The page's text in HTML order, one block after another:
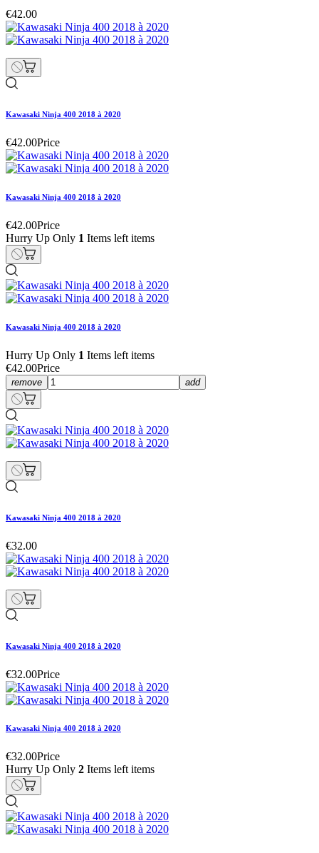
€42.00
Kawasaki Ninja 400 2018 à 2020
€42.00Price
Kawasaki Ninja 400 2018 à 2020
€42.00Price
Hurry Up Only 1 Items left items
Kawasaki Ninja 400 2018 à 2020
Hurry Up Only 1 Items left items
€42.00Price
remove add
Kawasaki Ninja 400 2018 à 2020
€32.00
Kawasaki Ninja 400 2018 à 2020
€32.00Price
Kawasaki Ninja 400 2018 à 2020
€32.00Price
Hurry Up Only 2 Items left items